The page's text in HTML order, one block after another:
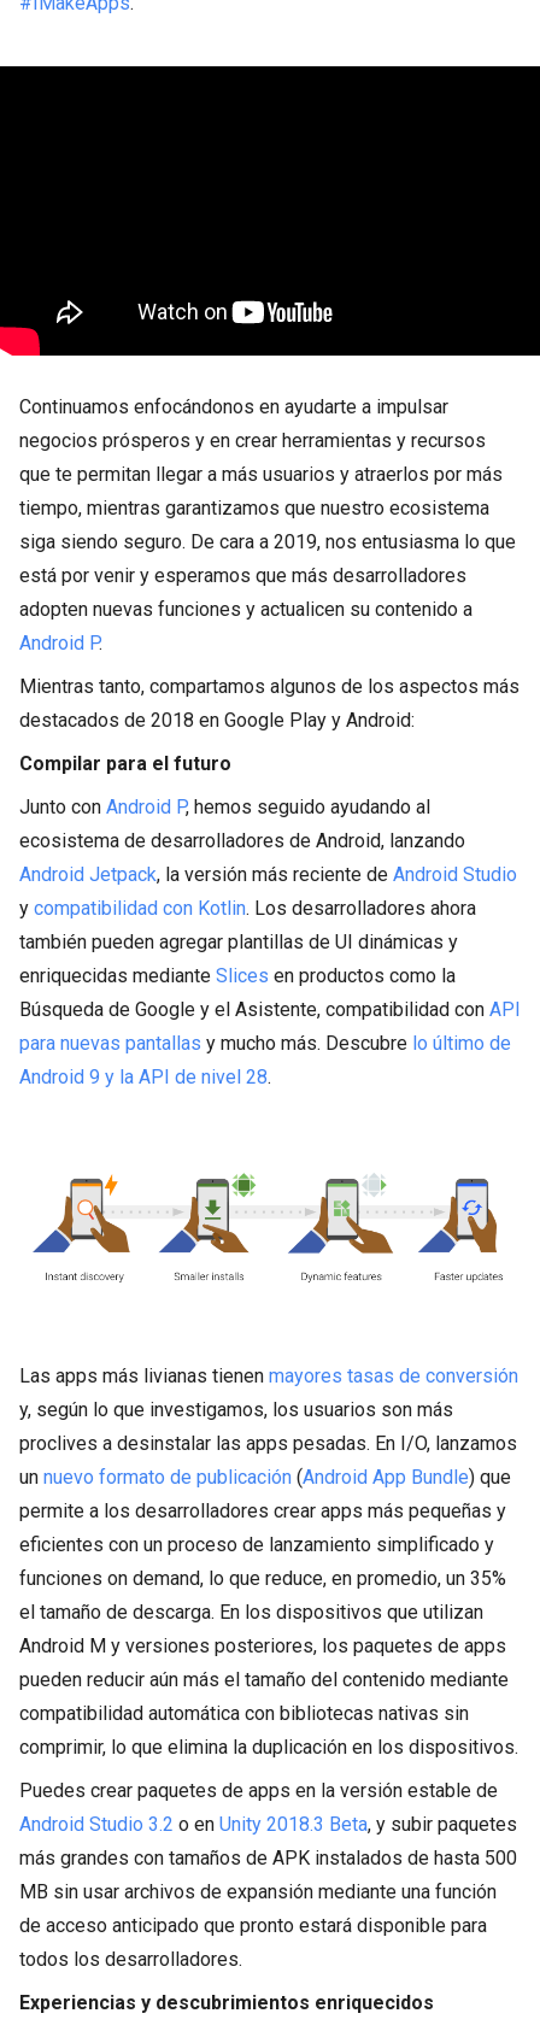
Continuamos enfocándonos en ayudarte a impulsar
negocios prósperos y en crear herramientas y recursos
que te permitan llegar a más usuarios y atraerlos por más
tiempo, mientras garantizamos que nuestro ecosistema
siga siendo seguro. De cara a 2019, nos entusiasma lo que
está por venir y esperamos que más desarrolladores
adopten nuevas funciones y actualicen su contenido a
Android P.
Mientras tanto, compartamos algunos de los aspectos más
destacados de 2018 en Google Play y Android:
Compilar para el futuro
Junto con Android P, hemos seguido ayudando al
ecosistema de desarrolladores de Android, lanzando
Android Jetpack, la versión más reciente de Android Studio
y compatibilidad con Kotlin. Los desarrolladores ahora
también pueden agregar plantillas de UI dinámicas y
enriquecidas mediante Slices en productos como la
Búsqueda de Google y el Asistente, compatibilidad con API
para nuevas pantallas y mucho más. Descubre lo último de
Android 9 y la API de nivel 28.
Las apps más livianas tienen mayores tasas de conversión
y, según lo que investigamos, los usuarios son más
proclives a desinstalar las apps pesadas. En I/O, lanzamos
un nuevo formato de publicación (Android App Bundle) que
permite a los desarrolladores crear apps más pequeñas y
eficientes con un proceso de lanzamiento simplificado y
funciones on demand, lo que reduce, en promedio, un 35%
el tamaño de descarga. En los dispositivos que utilizan
Android M y versiones posteriores, los paquetes de apps
pueden reducir aún más el tamaño del contenido mediante
compatibilidad automática con bibliotecas nativas sin
comprimir, lo que elimina la duplicación en los dispositivos.
Puedes crear paquetes de apps en la versión estable de
Android Studio 3.2 o en Unity 2018.3 Beta, y subir paquetes
más grandes con tamaños de APK instalados de hasta 500
MB sin usar archivos de expansión mediante una función
de acceso anticipado que pronto estará disponible para
todos los desarrolladores.
Experiencias y descubrimientos enriquecidos